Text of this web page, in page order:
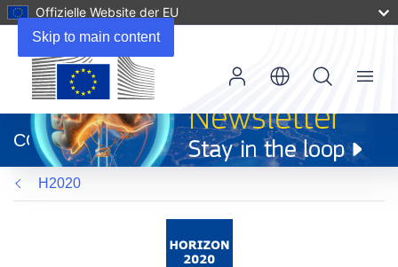
Skip to main content
Offizielle Website der EU
neuem
Fenster)
CORDIS
Menu
H2020